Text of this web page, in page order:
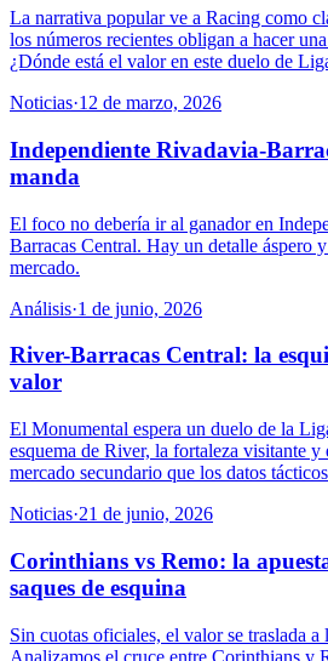
La narrativa popular ve a Racing como
los números recientes obligan a hacer
¿Dónde está el valor en este duelo de
Noticias·12 de marzo, 2026
Independiente Rivadavia-
manda
El foco no debería ir al ganador en
Barracas Central. Hay un detalle áspero
mercado.
Análisis·1 de junio, 2026
River-Barracas Central: la
valor
El Monumental espera un duelo de la
esquema de River, la fortaleza visitante y
mercado secundario que los datos
Noticias·21 de junio, 2026
Corinthians vs Remo: la
saques de esquina
Sin cuotas oficiales, el valor se traslada a
Analizamos el cruce entre Corinthians y